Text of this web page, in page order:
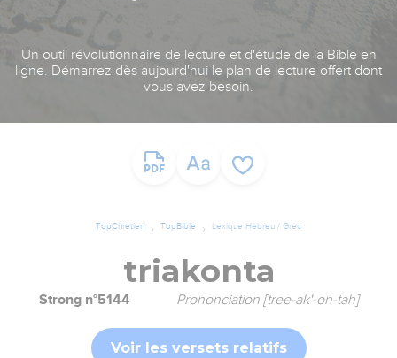
Un outil révolutionnaire de lecture et d'étude de la Bible en
ligne. Démarrez dès aujourd'hui le plan de lecture offert dont
vous avez besoin.
TopChrétien TopBible Lexique Hébreu / Grec
triakonta
Strong n°5144 Prononciation [tree-ak'-on-tah]
Voir les versets relatifs